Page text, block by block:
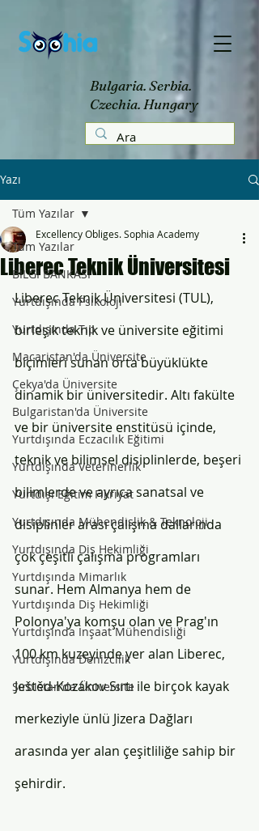
Bulgaria. Serbia.
Czechia. Hungary
Yazı
Tüm Yazılar
BİLGİ BANKASI
Yurtdışında Psikoloji
Yurtdışında Tıp
Macaristan'da Üniversite
Çekya'da Üniversite
Bulgaristan'da Üniversite
Yurtdışında Eczacılık Eğitimi
Yurtdışında Veterinerlik
Yurtdışı Eğitim Fikriyat
Yurtdışında Mühendislik & Teknoloji
Yurtdışında Diş Hekimliği
Yurtdışında Mimarlık
Yurtdışında Diş Hekimliği
Yurtdışında İnşaat Mühendisliği
Yurtdışında Denizcilik
Sırbistan'da Üniversite
Tüm Yazılar
Liberec Teknik Üniversitesi
Excellency Obliges. Sophia Academy
Liberec Teknik Üniversitesi (TUL),
birleşik teknik ve üniversite eğitimi
biçimleri sunan orta büyüklükte
dinamik bir üniversitedir. Altı fakülte
ve bir üniversite enstitüsü içinde,
teknik ve bilimsel disiplinlerde, beşeri
bilimlerde ve ayrıca sanatsal ve
disiplinler arası çalışma dallarında
çok çeşitli çalışma programları
sunar. Hem Almanya hem de
Polonya'ya komşu olan ve Prag'ın
100 km kuzeyinde yer alan Liberec,
Ještěd-Kozákov Sırtı ile birçok kayak
merkeziyle ünlü Jizera Dağları
arasında yer alan çeşitliliğe sahip bir
şehirdir.